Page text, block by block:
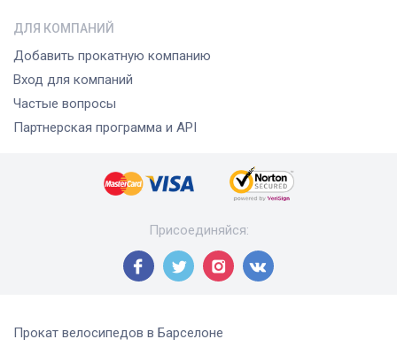
ДЛЯ КОМПАНИЙ
Добавить прокатную компанию
Вход для компаний
Частые вопросы
Партнерская программа и API
Присоединяйся:
Прокат велосипедов в Барселоне